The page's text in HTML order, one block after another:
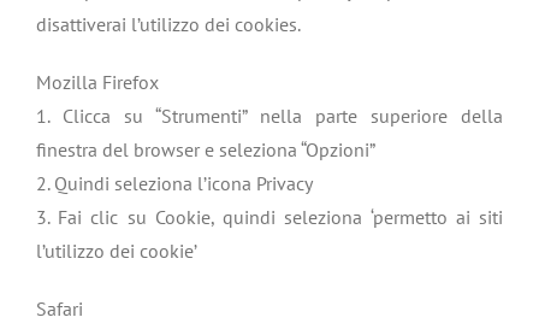
disattiverai l’utilizzo dei cookies.
Mozilla Firefox
1. Clicca su “Strumenti” nella parte superiore della
finestra del browser e seleziona “Opzioni”
2. Quindi seleziona l’icona Privacy
3. Fai clic su Cookie, quindi seleziona ‘permetto ai siti
l’utilizzo dei cookie’
Safari